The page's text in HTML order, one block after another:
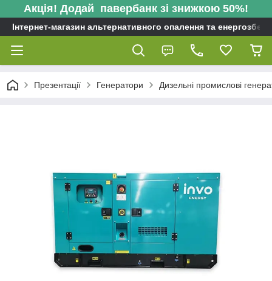
Акція! Додай павербанк зі знижкою 50%!
Інтернет-магазин альтернативного опалення та
Презентації Генератори Дизельні промислові